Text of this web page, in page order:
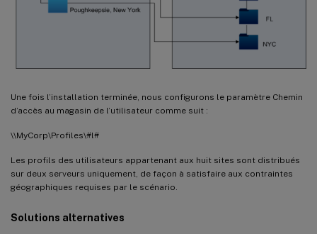
Une fois l’installation terminée, nous configurons le paramètre Chemin
d’accès au magasin de l’utilisateur comme suit :
\\MyCorp\Profiles\#l#
Les profils des utilisateurs appartenant aux huit sites sont distribués
sur deux serveurs uniquement, de façon à satisfaire aux contraintes
géographiques requises par le scénario.
Solutions alternatives